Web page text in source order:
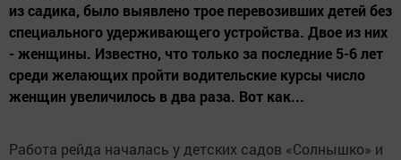
из садика, было выявлено трое перевозивших детей без
специального удерживающего устройства. Двое из них
- женщины. Известно, что только за последние 5-6 лет
среди желающих пройти водительские курсы число
женщин увеличилось в два раза. Вот как...
Работа рейда началась у детских садов «Солнышко» и